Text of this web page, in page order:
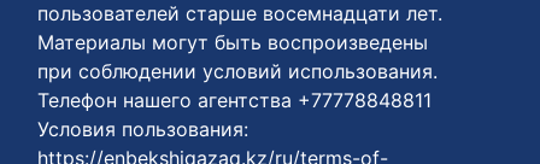
пользователей старше восемнадцати лет.
Материалы могут быть воспроизведены
при соблюдении условий использования.
Телефон нашего агентства +77778848811
Условия пользования:
https://enbekshiqazaq.kz/ru/terms-of-